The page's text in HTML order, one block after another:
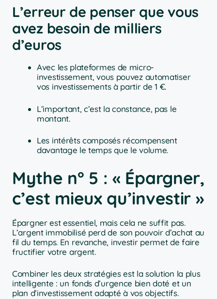
L’erreur de penser que vous
avez besoin de milliers
d’euros
Avec les plateformes de micro-
investissement, vous pouvez automatiser
vos investissements à partir de 1 €.
L’important, c’est la constance, pas le
montant.
Les intérêts composés récompensent
davantage le temps que le volume.
Mythe n° 5 : « Épargner,
c’est mieux qu’investir »
Épargner est essentiel, mais cela ne suffit pas.
L’argent immobilisé perd de son pouvoir d’achat au
fil du temps. En revanche, investir permet de faire
fructifier votre argent.
Combiner les deux stratégies est la solution la plus
intelligente : un fonds d’urgence bien doté et un
plan d’investissement adapté à vos objectifs.